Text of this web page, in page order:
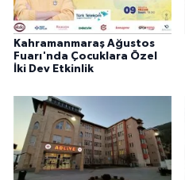
Kahramanmaraş Ağustos
Fuarı'nda Çocuklara Özel
İki Dev Etkinlik